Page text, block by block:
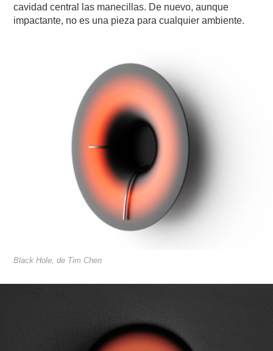
cavidad central las manecillas. De nuevo, aunque
impactante, no es una pieza para cualquier ambiente.
Black Hole, de Tim Chen